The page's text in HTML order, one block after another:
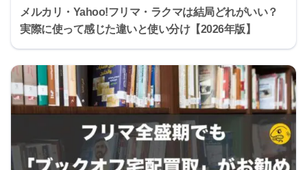
メルカリ・Yahoo!フリマ・ラクマは結局どれがいい？
実際に使って感じた違いと使い分け【2026年版】